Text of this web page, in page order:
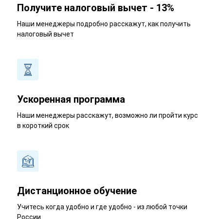
Получите налоговый вычет - 13%
Наши менеджеры подробно расскажут, как получить
налоговый вычет
Ускоренная программа
Наши менеджеры расскажут, возможно ли пройти курс
в короткий срок
Дистанционное обучение
Учитесь когда удобно и где удобно - из любой точки
России